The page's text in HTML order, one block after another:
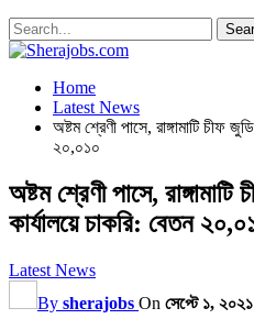
Home
Latest News
অষ্টম শ্রেণী পাসে, রাঙ্গামাটি চীফ
২০,০১০
অষ্টম শ্রেণী পাসে,
কার্যালয়ে চাকরি: বেতন
Latest News
By sherajobs On সেপ্টে ১, ২০২১